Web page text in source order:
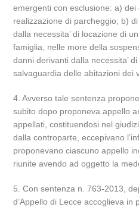
emergenti con esclusione: a) dei
realizzazione di parcheggio; b)
dalla necessita’ di locazione di
famiglia, nelle more della
danni derivanti dalla necessita’
salvaguardia delle abitazioni dei
4. Avverso tale sentenza
subito dopo proponeva appello
appellati, costituendosi nel
dalla controparte, eccepivano
proponevano ciascuno appello
riunite avendo ad oggetto la
5. Con sentenza n. 763-2013,
d’Appello di Lecce accoglieva in